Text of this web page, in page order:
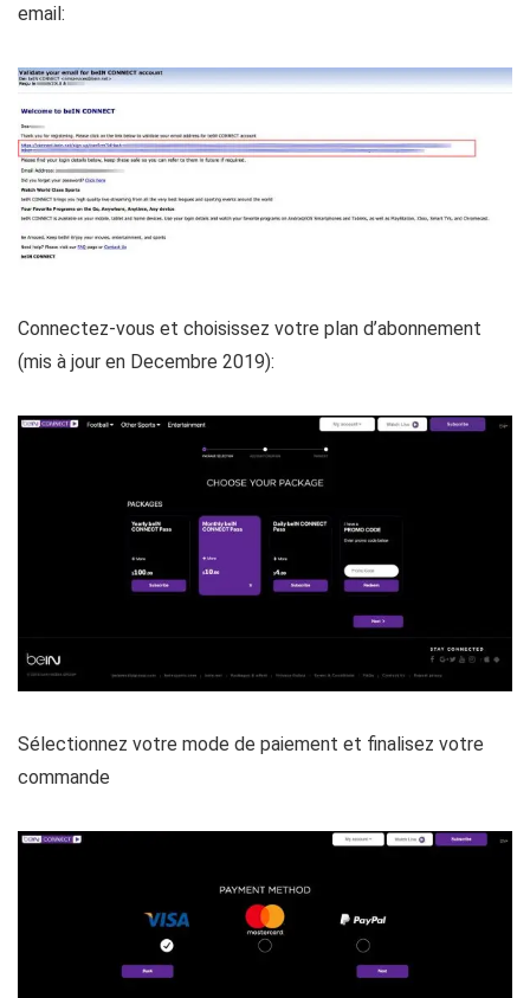
email:
Connectez-vous et choisissez votre plan d’abonnement
(mis à jour en Decembre 2019):
Sélectionnez votre mode de paiement et finalisez votre
commande